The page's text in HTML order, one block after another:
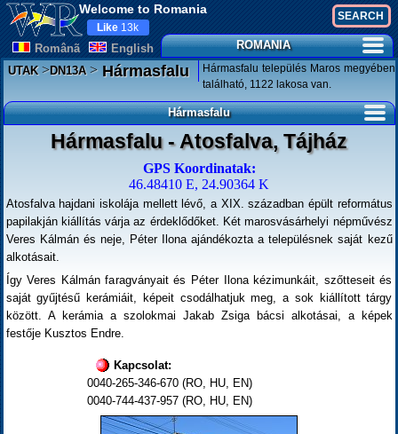
Welcome to Romania
Românã English
Like 13k
ROMANIA
UTAK>DN13A>Hármasfalu
Hármasfalu település Maros megyében
található, 1122 lakosa van.
Hármasfalu
Hármasfalu - Atosfalva, Tájház
GPS Koordinatak:
46.48410 E, 24.90364 K
Atosfalva hajdani iskolája mellett lévő, a XIX. században épült református
papilakján kiállítás várja az érdeklődőket. Két marosvásárhelyi népművész
Veres Kálmán és neje, Péter Ilona ajándékozta a településnek saját kezű
alkotásait.
Így Veres Kálmán faragványait és Péter Ilona kézimunkáit, szőtteseit és
saját gyűjtésű kerámiáit, képeit csodálhatjuk meg, a sok kiállított tárgy
között. A kerámia a szolokmai Jakab Zsiga bácsi alkotásai, a képek
festője Kusztos Endre.
Kapcsolat:
0040-265-346-670 (RO, HU, EN)
0040-744-437-957 (RO, HU, EN)